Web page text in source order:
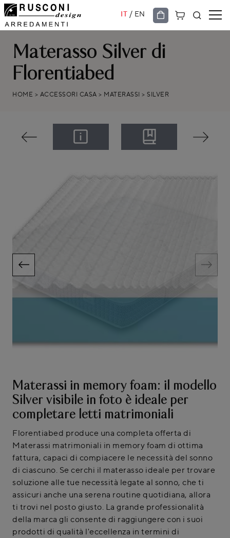
IT / EN
Materasso Silver di
Florentiabed
HOME > ACCESSORI CASA > MATERASSI > SILVER
Materassi in memory foam: il modello
Silver visibile in foto è ideale per
completare letti matrimoniali
Florentiabed produce una completa offerta di
Materassi matrimoniali in memory foam di ottima
fattura, capaci di compiacere le necessità del sonno
di ciascuno. Se cerchi il materasso ideale per trovare
soluzione alle tue necessità legate al sonno, che ti
assicuri anche una serena routine quotidiana, allora
ti trovi nel posto giusto. La grande professionalità
della marca gli consente di raggiungere con i suoi
prodotti di qualità l'eccellenza in termini di